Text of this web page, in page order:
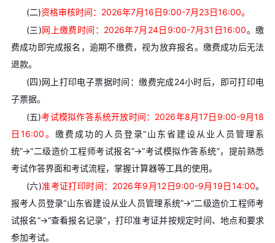
(二)资格审核时间：2026年7月16日9:00-7月23日16:00。
(三)网上缴费时间：2026年7月24日9:00-7月31日16:00。缴
费成功即完成报名，逾期不缴费，视为放弃报名。缴费成功后无法
退款。
(四)网上打印电子票据时间：缴费完成24小时后，即可打印电
子票据。
(五)考试模拟作答系统开放时间：2026年8月17日9:00-9月18
日16:00。 缴费成功的人员登录“山东省建设从业人员管理系
统”→“二级造价工程师考试报名”→“考试模拟作答系统”，提前熟悉
考试作答界面和考试流程，掌握计算器等工具的使用。
(六)准考证打印时间：2026年9月12日9:00-9月19日14:00。
报考人员登录“山东省建设从业人员管理系统”→“二级造价工程师考
试报名”→“查看报名记录”，打印准考证并按规定时间、地点和要求
参加考试。